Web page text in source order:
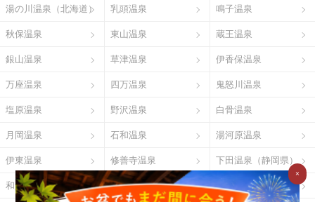
湯の川温泉（北海道） 乳頭温泉 鳴子温泉
秋保温泉 東山温泉 蔵王温泉
銀山温泉 草津温泉 伊香保温泉
万座温泉 四万温泉 鬼怒川温泉
塩原温泉 野沢温泉 白骨温泉
月岡温泉 石和温泉 湯河原温泉
伊東温泉 修善寺温泉 下田温泉（静岡県）
和倉温泉 山中温泉 あわら温泉
×